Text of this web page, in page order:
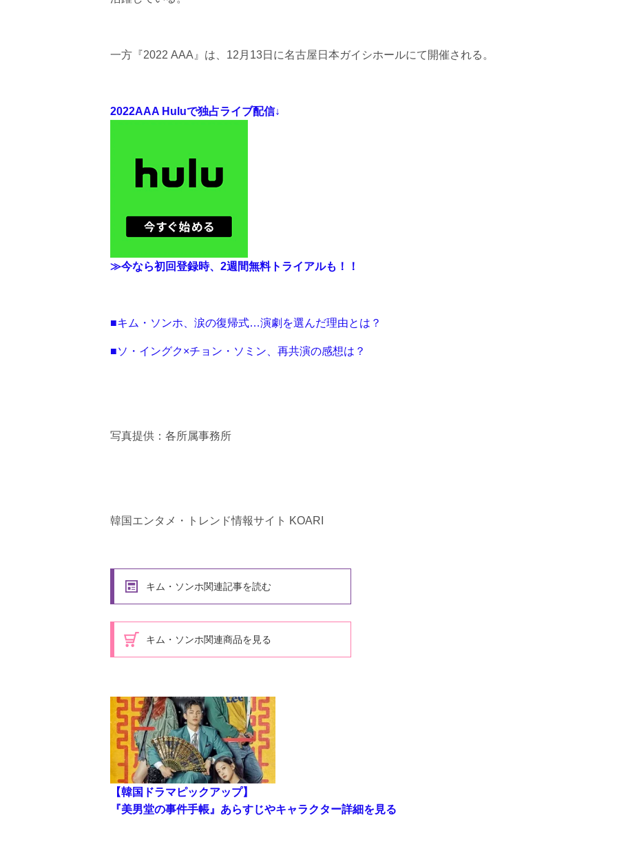
一方『2022 AAA』は、12月13日に名古屋日本ガイシホールにて開催される。
2022AAA Huluで独占ライブ配信↓
≫今なら初回登録時、2週間無料トライアルも！！
■キム・ソンホ、涙の復帰式…演劇を選んだ理由とは？
■ソ・イングク×チョン・ソミン、再共演の感想は？
写真提供：各所属事務所
韓国エンタメ・トレンド情報サイト KOARI
キム・ソンホ関連記事を読む
キム・ソンホ関連商品を見る
【韓国ドラマピックアップ】
『美男堂の事件手帳』あらすじやキャラクター詳細を見る